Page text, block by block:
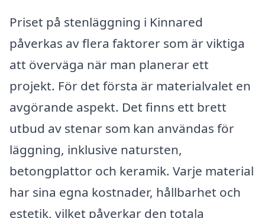
Priset på stenläggning i Kinnared
påverkas av flera faktorer som är viktiga
att överväga när man planerar ett
projekt. För det första är materialvalet en
avgörande aspekt. Det finns ett brett
utbud av stenar som kan användas för
läggning, inklusive natursten,
betongplattor och keramik. Varje material
har sina egna kostnader, hållbarhet och
estetik, vilket påverkar den totala